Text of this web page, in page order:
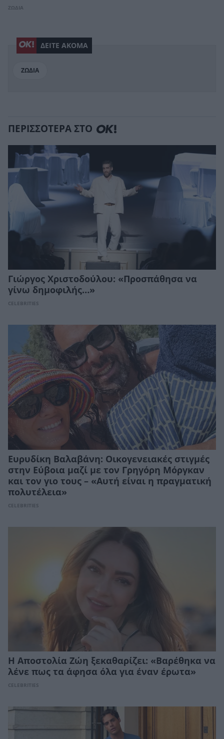
ΖΩΔΙΑ
ΔΕΙΤΕ ΑΚΟΜΑ
ΖΩΔΙΑ
ΠΕΡΙΣΣΟΤΕΡΑ ΣΤΟ
Γιώργος Χριστοδούλου: «Προσπάθησα να
γίνω δημοφιλής…»
CELEBRITIES
Ευρυδίκη Βαλαβάνη: Οικογενειακές στιγμές
στην Εύβοια μαζί με τον Γρηγόρη Μόργκαν
και τον γιο τους – «Αυτή είναι η πραγματική
πολυτέλεια»
CELEBRITIES
Η Αποστολία Ζώη ξεκαθαρίζει: «Βαρέθηκα να
λένε πως τα άφησα όλα για έναν έρωτα»
CELEBRITIES